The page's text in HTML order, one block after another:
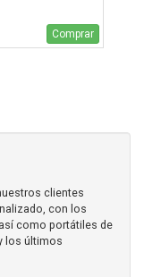
Comprar
clientes
con los
como portátiles de
los últimos